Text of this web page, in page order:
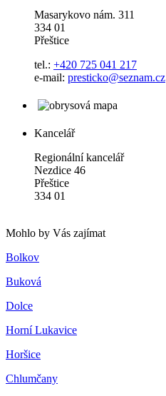
Masarykovo nám. 311
334 01
Přeštice
tel.: +420 725 041 217
e-mail: presticko@seznam.cz
Kancelář
Regionální kancelář
Nezdice 46
Přeštice
334 01
Mohlo by Vás zajímat
Bolkov
Buková
Dolce
Horní Lukavice
Horšice
Chlumčany